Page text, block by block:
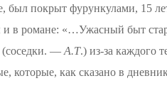
был покрыт фурункулами, 15
и в романе: «…Ужасный быт
(соседки. — А.Т.) из-за каждого
как сказано в